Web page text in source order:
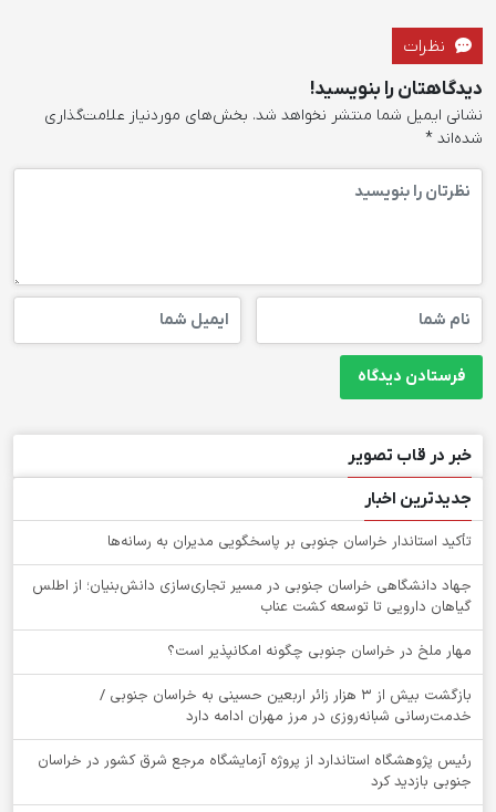
نظرات
دیدگاهتان را بنویسید!
نشانی ایمیل شما منتشر نخواهد شد. بخش‌های موردنیاز علامت‌گذاری
شده‌اند *
خبر در قاب تصویر
جدیدترین اخبار
تأکید استاندار خراسان جنوبی بر پاسخگویی مدیران به رسانه‌ها
جهاد دانشگاهی خراسان جنوبی در مسیر تجاری‌سازی دانش‌بنیان؛ از اطلس
گیاهان دارویی تا توسعه کشت عناب
‌مهار ملخ در خراسان جنوبی چگونه امکانپذیر است؟
بازگشت بیش از ۳ هزار زائر اربعین حسینی به خراسان جنوبی /
خدمت‌رسانی شبانه‌روزی در مرز مهران ادامه دارد
رئیس پژوهشگاه استاندارد از پروژه آزمایشگاه مرجع شرق کشور در خراسان
جنوبی بازدید کرد